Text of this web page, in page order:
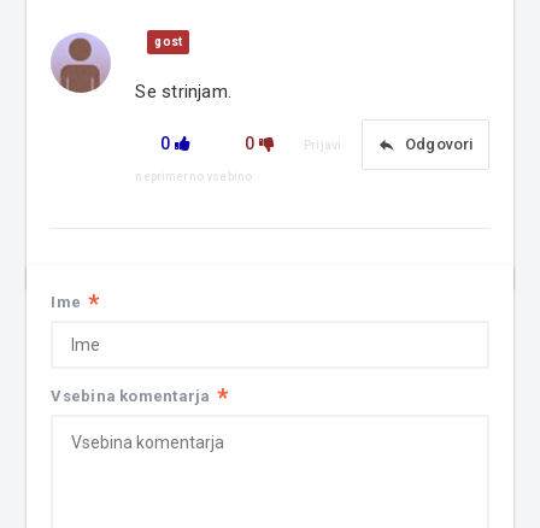
gost
Se strinjam.
0 0 reply Odgovori
Prijavi
neprimerno vsebino
Ime *
Vsebina komentarja *